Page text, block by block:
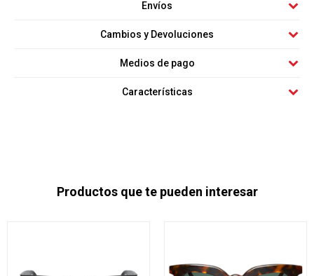
Envíos
Cambios y Devoluciones
Medios de pago
Características
Productos que te pueden interesar